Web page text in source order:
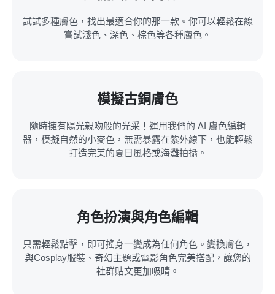
試試多種膚色，找出最適合你的那一款。你可以輕鬆在線
嘗試淺色、深色、棕色等各種膚色。
模擬古銅膚色
隨時擁有陽光親吻般的光采！運用我們的 AI 膚色編輯
器，模擬自然的小麥色，無需暴露在紫外線下，也能輕鬆
打造完美的夏日風格或海灘拍攝。
角色扮演與角色編輯
只需輕鬆點擊，即可搖身一變成為任何角色。變換膚色，
與Cosplay服裝、奇幻主題或電影角色完美搭配，讓您的
社群貼文更加吸睛。